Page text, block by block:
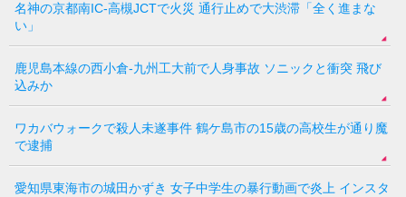
名神の京都南IC-高槻JCTで火災 通行止めで大渋滞「全く進まな
い」
鹿児島本線の西小倉-九州工大前で人身事故 ソニックと衝突 飛び
込みか
ワカバウォークで殺人未遂事件 鶴ケ島市の15歳の高校生が通り魔
で逮捕
愛知県東海市の城田かずき 女子中学生の暴行動画で炎上 インスタ